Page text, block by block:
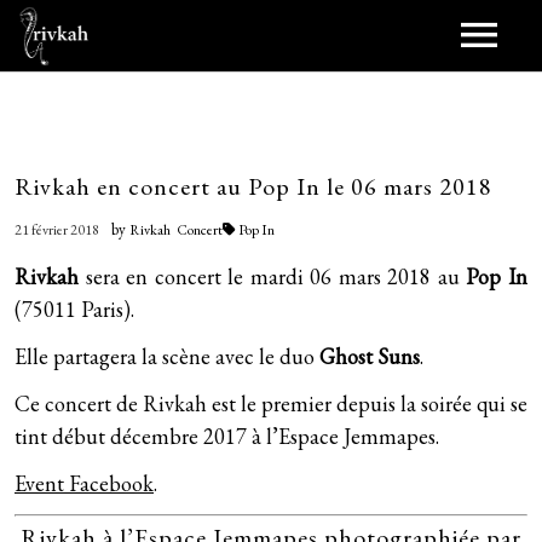
Scènes
Scènes passées
Synopsis
Duet (2021)
Birthdayz (2016)
Scopitones
Pellicule
Papiers
Rivkah en concert au Pop In le 06 mars 2018
21 février 2018 by Rivkah Concert Pop In
Rivkah sera en concert le mardi 06 mars 2018 auPop In
(75011 Paris).
Elle partagera la scène avec le duoGhost Suns.
Ce concert de Rivkah est le premier depuis la soirée qui se
tint début décembre 2017 à l’Espace Jemmapes.
Event Facebook.